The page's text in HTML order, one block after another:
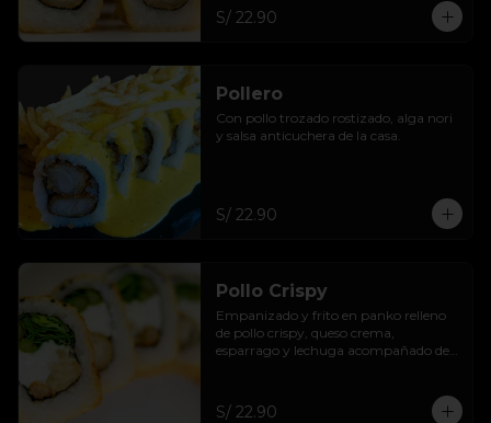
S/ 22.90
Pollero
Con pollo trozado rostizado, alga nori
y salsa anticuchera de la casa.
S/ 22.90
Pollo Crispy
Empanizado y frito en panko relleno
de pollo crispy, queso crema,
esparrago y lechuga acompañado de
S/ 22.90